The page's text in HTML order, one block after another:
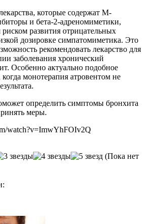
которые содержат М-
и бета-2-адреномиметики,
развития отрицательных
дозировке симпатомиметика. Это
рекомендовать лекарство для
заболевания хронический
Особенно актуально подобное
когда монотерапия атровентом не
определить симптомы бронхита
меры.
watch?v=ImwYhFOIv2Q
(Пока нет